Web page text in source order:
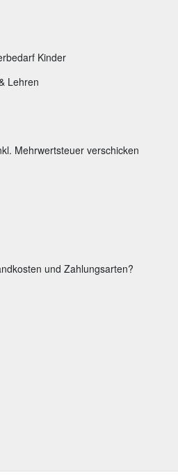
Kinder
Lehren
Mehrwertsteuer verschicken
und Zahlungsarten?